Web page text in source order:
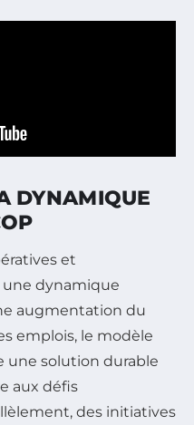
DYNAMIQUE
et
une dynamique
augmentation du
emplois, le modèle
une solution durable
aux défis
des initiatives